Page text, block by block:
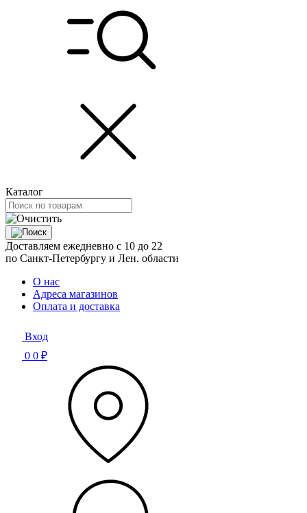
Каталог
Доставляем ежедневно с 10 до 22
по Санкт-Петербургу и Лен. области
О нас
Адреса магазинов
Оплата и доставка
Вход
0 0 ₽